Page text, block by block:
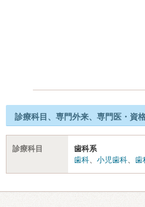
診療科目、専門外来、専門医・資
診療科目
歯科系
歯科、 小児歯科、 歯